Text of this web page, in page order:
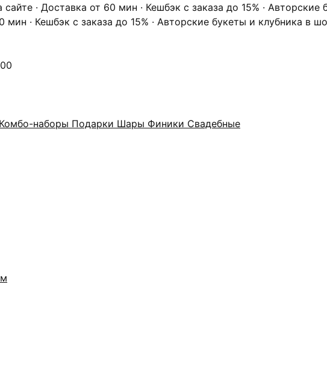
· Доставка от 60 мин · Кешбэк с заказа до 15% ·
мин · Кешбэк с заказа до 15% · Авторские букеты и клубника в
Комбо-наборы Подарки Шары Финики Свадебные